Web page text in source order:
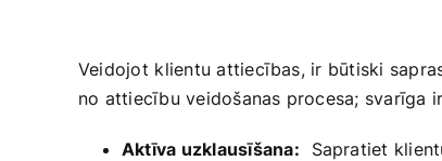
Veidojot ⁤klientu attiecības, ir būtiski
no attiecību veidošanas‌ procesa; svarīga
Aktīva uzklausīšana:
Sapratiet